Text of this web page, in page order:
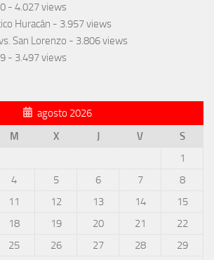
- 4.027 views
Huracán - 3.957 views
San Lorenzo - 3.806 views
- 3.497 views
agosto 2026
M X J V
S
1
4 5 6 7
8
11 12 13 14
15
18 19 20 21
22
25 26 27 28
29